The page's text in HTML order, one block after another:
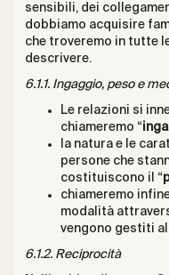
sensibili, dei
dobbiamo acquisire
che troveremo in tutte
descrivere.
6.1.1. Ingaggio, peso e
Le relazioni si
chiameremo “
la natura e le
persone che
costituiscono il “
chiameremo infine
modalità
vengono gestiti
6.1.2. Reciprocità